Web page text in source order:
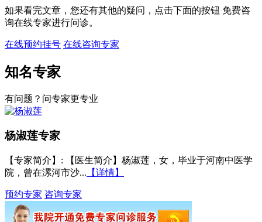
如果看完文章，您还有其他的疑问，点击下面的按钮 免费咨
询在线专家进行问诊。
在线预约挂号 在线咨询专家
知名专家
有问题？问专家更专业
杨淑莲专家
【专家简介】 : 【医生简介】杨淑莲，女，毕业于河南中医学
院，曾在漯河市沙... 【详情】
预约专家 咨询专家